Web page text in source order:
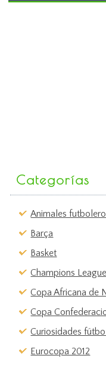
Categorías
Animales
Barça
Basket
Champions League
Copa Africana de
Copa
Curiosidades fútbol
Eurocopa 2012